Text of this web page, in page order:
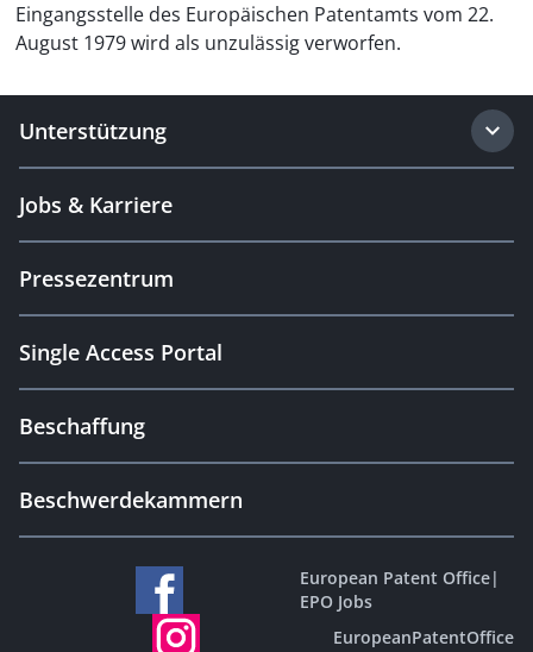
Eingangsstelle des Europäischen Patentamts vom 22.
August 1979 wird als unzulässig verworfen.
Unterstützung
Jobs & Karriere
Pressezentrum
Single Access Portal
Beschaffung
Beschwerdekammern
European Patent Office|
EPO Jobs
EuropeanPatentOffice